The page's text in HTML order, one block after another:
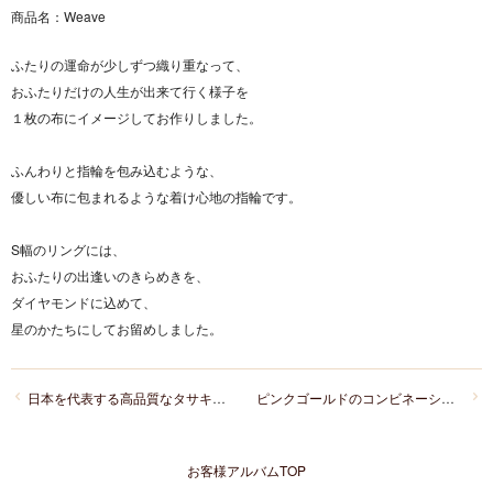
商品名： Weave
ふたりの運命が少しずつ織り重なって、
おふたりだけの人生が出来て行く様子を
１枚の布にイメージしてお作りしました。
ふんわりと指輪を包み込むような、
優しい布に包まれるような着け心地の指輪です。
S幅のリングには、
おふたりの出逢いのきらめきを、
ダイヤモンドに込めて、
星のかたちにしてお留めしました。
ピンクゴールドのコンビネーションデザインがお気に入り！すっきりとしたV字ラインの婚約指輪と結婚指輪の重ね付け
日本を代表する高品質なタサキの結婚指輪をお選びになった新潟カップル
お客様アルバムTOP